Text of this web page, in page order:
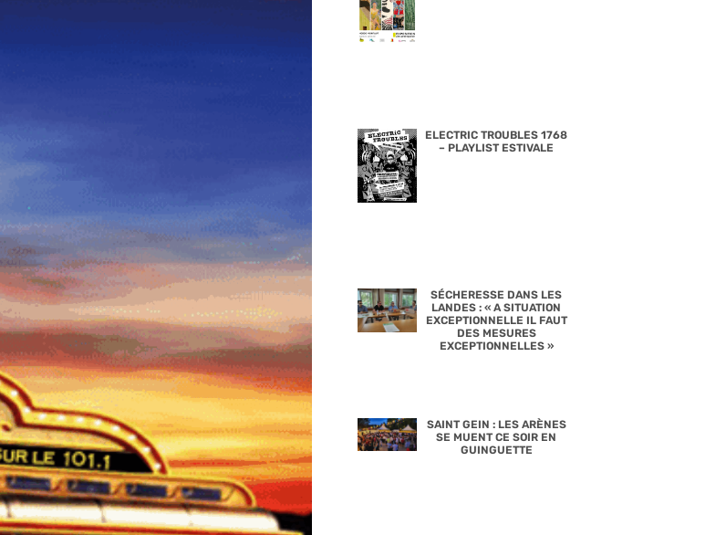
ELECTRIC TROUBLES 1768
– PLAYLIST ESTIVALE
SÉCHERESSE DANS LES
LANDES : « A SITUATION
EXCEPTIONNELLE IL FAUT
DES MESURES
EXCEPTIONNELLES »
SAINT GEIN : LES ARÈNES
SE MUENT CE SOIR EN
GUINGUETTE